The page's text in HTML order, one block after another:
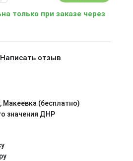
только при заказе через
Написать отзыв
(бесплатно)
значения ДНР